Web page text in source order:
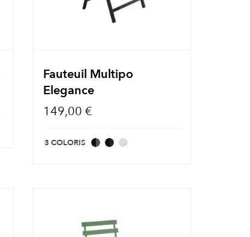
Fauteuil Multipo
Elegance
149,00 €
3 COLORIS